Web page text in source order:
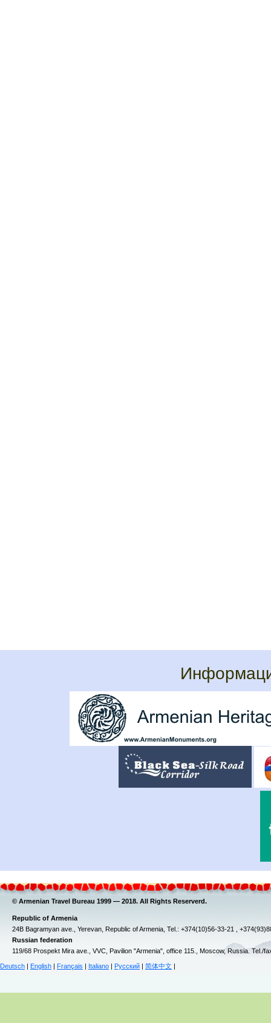
© Armenian Travel Bureau 1999 — 2018. All Rights Reserverd.
Republic of Armenia
24B Bagramyan ave., Yerevan, Republic of Armenia, Tel.: +374(10)56-33-21 ,
Russian federation
119/68 Prospekt Mira ave., VVC, Pavilion "Armenia", office 115., Moscow, Russia. Tel./
Deutsch English Français Italiano Русский 简体中文